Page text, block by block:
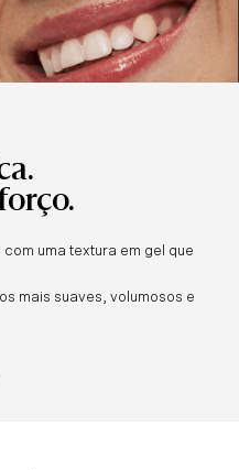
uma textura em gel que
mais suaves, volumosos e